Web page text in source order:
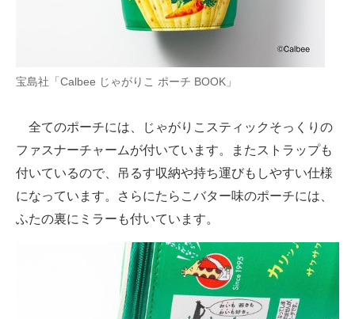
宝島社「Calbee じゃがりこ ポーチ BOOK」
全てのポーチには、じゃがりこスティックそっくりの
ファスナーチャームが付いています。またストラップも
付いているので、吊るす収納や持ち運びもしやすい仕様
になっています。さらにたらこバター味のポーチには、
ふたの裏にミラーも付いています。